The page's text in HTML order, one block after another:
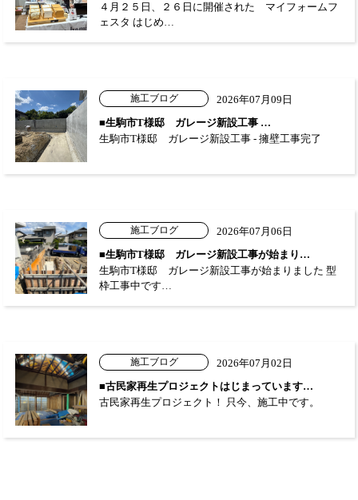
４月２５日、２６日に開催された マイフォームフ
ェスタ はじめ…
施工ブログ
2026年07月09日
■生駒市T様邸 ガレージ新設工事 …
生駒市T様邸 ガレージ新設工事 - 擁壁工事完了
施工ブログ
2026年07月06日
■生駒市T様邸 ガレージ新設工事が始まり…
生駒市T様邸 ガレージ新設工事が始まりました 型
枠工事中です…
施工ブログ
2026年07月02日
■古民家再生プロジェクトはじまっています…
古民家再生プロジェクト！ 只今、施工中です。